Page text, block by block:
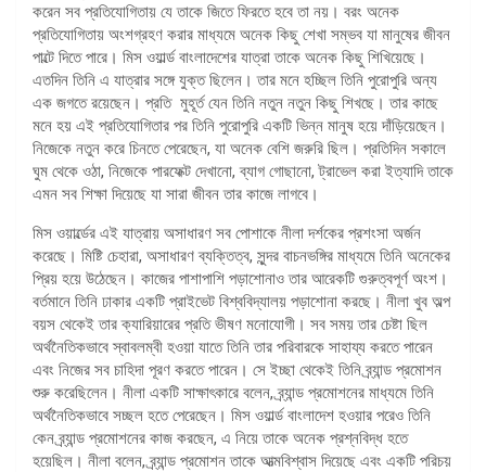
করেন সব প্রতিযোগিতায় যে তাকে জিতে ফিরতে হবে তা নয়। বরং অনেক
প্রতিযোগিতায় অংশগ্রহণ করার মাধ্যমে অনেক কিছু শেখা সম্ভব যা মানুষের জীবন
পাল্টে দিতে পারে। মিস ওয়ার্ল্ড বাংলাদেশের যাত্রা তাকে অনেক কিছু শিখিয়েছে।
এতদিন তিনি এ যাত্রার সঙ্গে যুক্ত ছিলেন। তার মনে হচ্ছিল তিনি পুরোপুরি অন্য
এক জগতে রয়েছেন। প্রতি মুহূর্ত যেন তিনি নতুন নতুন কিছু শিখছে। তার কাছে
মনে হয় এই প্রতিযোগিতার পর তিনি পুরোপুরি একটি ভিন্ন মানুষ হয়ে দাঁড়িয়েছেন।
নিজেকে নতুন করে চিনতে পেরেছেন, যা অনেক বেশি জরুরি ছিল। প্রতিদিন সকালে
ঘুম থেকে ওঠা, নিজেকে পারফেক্ট দেখানো, ব্যাগ গোছানো, ট্রাভেল করা ইত্যাদি তাকে
এমন সব শিক্ষা দিয়েছে যা সারা জীবন তার কাজে লাগবে।
মিস ওয়ার্ল্ডের এই যাত্রায় অসাধারণ সব পোশাকে নীলা দর্শকের প্রশংসা অর্জন
করেছে। মিষ্টি চেহারা, অসাধারণ ব্যক্তিত্ব, সুন্দর বাচনভঙ্গির মাধ্যমে তিনি অনেকের
প্রিয় হয়ে উঠেছেন। কাজের পাশাপাশি পড়াশোনাও তার আরেকটি গুরুত্বপূর্ণ অংশ।
বর্তমানে তিনি ঢাকার একটি প্রাইভেট বিশ্ববিদ্যালয় পড়াশোনা করছে। নীলা খুব অল্প
বয়স থেকেই তার ক্যারিয়ারের প্রতি ভীষণ মনোযোগী। সব সময় তার চেষ্টা ছিল
অর্থনৈতিকভাবে স্বাবলম্বী হওয়া যাতে তিনি তার পরিবারকে সাহায্য করতে পারেন
এবং নিজের সব চাহিদা পূরণ করতে পারেন। সে ইচ্ছা থেকেই তিনি ব্র্যান্ড প্রমোশন
শুরু করেছিলেন। নীলা একটি সাক্ষাৎকারে বলেন, ব্র্যান্ড প্রমোশনের মাধ্যমে তিনি
অর্থনৈতিকভাবে সচ্ছল হতে পেরেছেন। মিস ওয়ার্ল্ড বাংলাদেশ হওয়ার পরেও তিনি
কেন ব্র্যান্ড প্রমোশনের কাজ করছেন, এ নিয়ে তাকে অনেক প্রশ্নবিদ্ধ হতে
হয়েছিল। নীলা বলেন, ব্র্যান্ড প্রমোশন তাকে আত্মবিশ্বাস দিয়েছে এবং একটি পরিচয়